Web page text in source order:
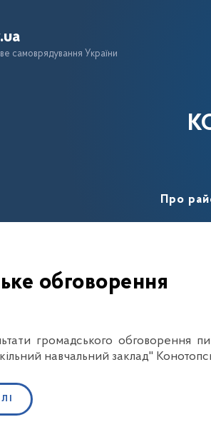
самоврядування України
Про
обговорення
громадського обговорення
навчальний заклад"